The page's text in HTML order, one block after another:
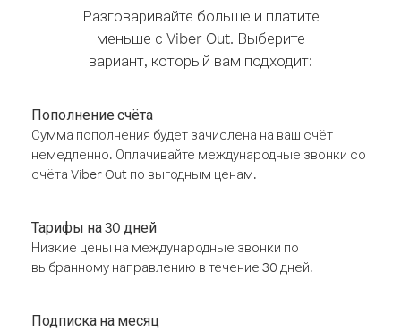
Разговаривайте больше и платите
меньше с Viber Out. Выберите
вариант, который вам подходит:
Пополнение счёта
Сумма пополнения будет зачислена на ваш счёт
немедленно. Оплачивайте международные звонки со
счёта Viber Out по выгодным ценам.
Тарифы на 30 дней
Низкие цены на международные звонки по
выбранному направлению в течение 30 дней.
Подписка на месяц